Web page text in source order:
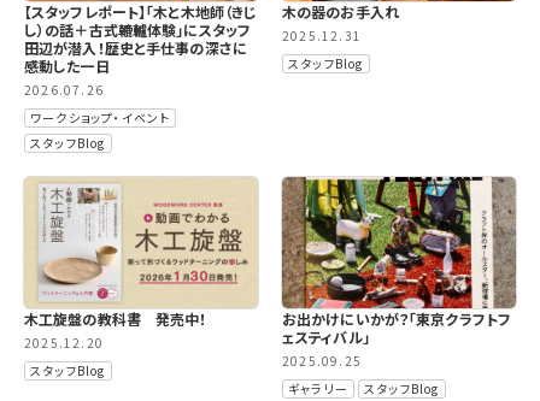
【スタッフレポート】「木と木地師（きじ
し）の話＋古式轆轤体験」にスタッフ
田辺が潜入！歴史と手仕事の深さに
感動した一日
2026.07.26
ワークショップ・イベント
スタッフBlog
木の器のお手入れ
2025.12.31
スタッフBlog
木工旋盤の教科書 発売中！
2025.12.20
スタッフBlog
お出かけにいかが？「東京クラフトフ
ェスティバル」
2025.09.25
ギャラリー
スタッフBlog